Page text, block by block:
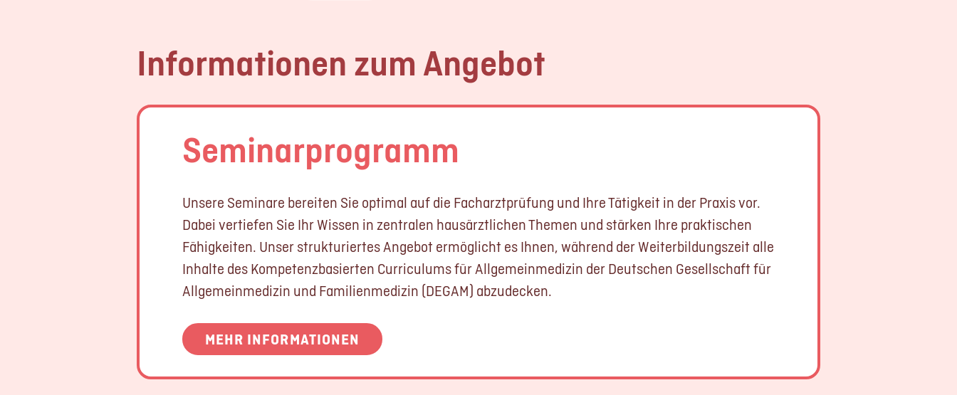
Informationen zum Angebot
Seminarprogramm
Unsere Seminare bereiten Sie optimal auf die Facharztprüfung und Ihre Tätigkeit in der Praxis vor.
Dabei vertiefen Sie Ihr Wissen in zentralen hausärztlichen Themen und stärken Ihre praktischen
Fähigkeiten. Unser strukturiertes Angebot ermöglicht es Ihnen, während der Weiterbildungszeit alle
Inhalte des Kompetenzbasierten Curriculums für Allgemeinmedizin der Deutschen Gesellschaft für
Allgemeinmedizin und Familienmedizin (DEGAM) abzudecken.
MEHR INFORMATIONEN